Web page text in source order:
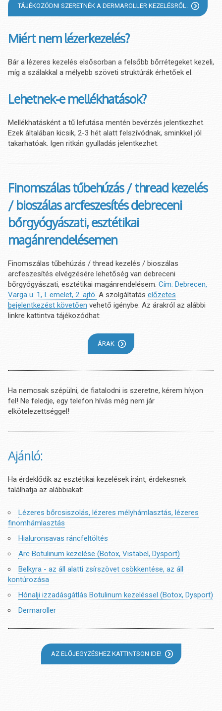
TÁJÉKOZÓDNI SZERETNÉK A DERMAROLLER KEZELÉSRŐL.
Miért nem lézerkezelés?
Bár a lézeres kezelés elsősorban a felsőbb bőrrétegeket kezeli,
míg a szálakkal a mélyebb szöveti struktúrák érhetőek el.
Lehetnek-e mellékhatások?
Mellékhatásként a tű lefutása mentén bevérzés jelentkezhet.
Ezek általában kicsik, 2-3 hét alatt felszívódnak, sminkkel jól
takarhatóak. Igen ritkán gyulladás jelentkezhet.
Finomszálas tűbehúzás / thread kezelés
/ bioszálas arcfeszesítés debreceni
bőrgyógyászati, esztétikai
magánrendelésemen
Finomszálas tűbehúzás / thread kezelés / bioszálas
arcfeszesítés elvégzésére lehetőség van debreceni
bőrgyógyászati, esztétikai magánrendelésem. Cím: Debrecen,
Varga u. 1, I. emelet, 2. ajtó. A szolgáltatás előzetes
bejelentkezést követően vehető igénybe. Az árakról az alábbi
linkre kattintva tájékozódhat:
ÁRAK
Ha nemcsak szépülni, de fiatalodni is szeretne, kérem hívjon
fel! Ne feledje, egy telefon hívás még nem jár
elkötelezettséggel!
Ajánló:
Ha érdeklődik az esztétikai kezelések iránt, érdekesnek
találhatja az alábbiakat:
Lézeres bőrcsiszolás, lézeres mélyhámlasztás, lézeres
finomhámlasztás
Hialuronsavas ráncfeltöltés
Arc Botulinum kezelése (Botox, Vistabel, Dysport)
Belkyra - az áll alatti zsírszövet csökkentése, az áll
kontúrozása
Hónalji izzadásgátlás Botulinum kezeléssel (Botox, Dysport)
Dermaroller
AZ ELŐJEGYZÉSHEZ KATTINTSON IDE!